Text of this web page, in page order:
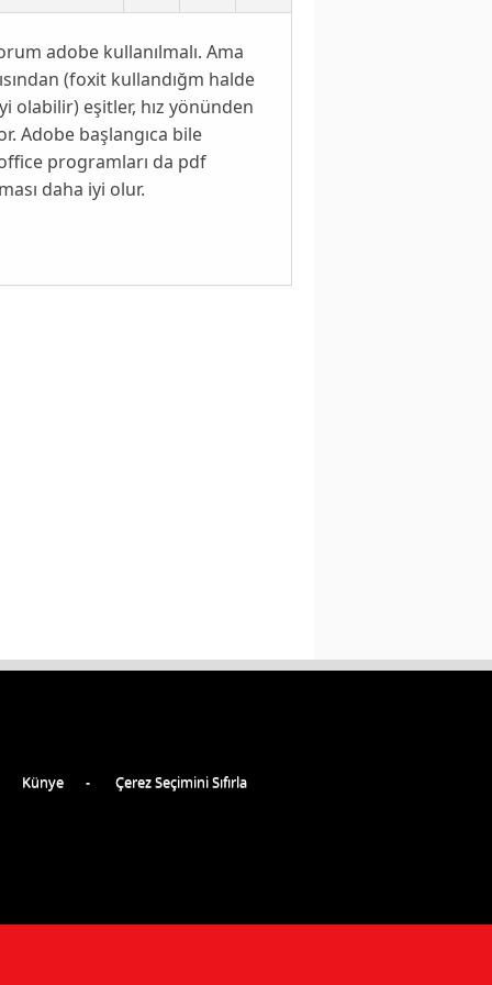
adobe kullanılmalı. Ama
(foxit kullandığm halde
olabilir) eşitler, hız yönünden
Adobe başlangıca bile
programları da pdf
daha iyi olur.
Künye Çerez Seçimini Sıfırla